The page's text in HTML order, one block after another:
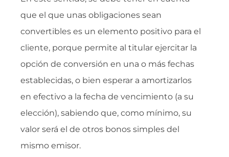
que el que unas obligaciones sean
convertibles es un elemento positivo para el
cliente, porque permite al titular ejercitar la
opción de conversión en una o más fechas
establecidas, o bien esperar a amortizarlos
en efectivo a la fecha de vencimiento (a su
elección), sabiendo que, como mínimo, su
valor será el de otros bonos simples del
mismo emisor.